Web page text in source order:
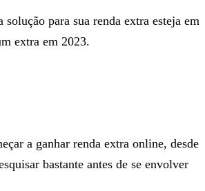
para sua renda extra esteja em
extra em 2023.
a ganhar renda extra online, desde
bastante antes de se envolver